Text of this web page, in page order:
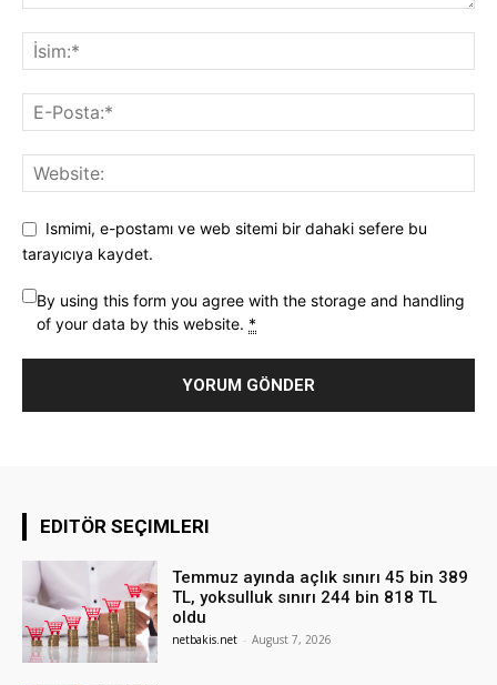
Ismimi, e-postamı ve web sitemi bir dahaki sefere bu
tarayıcıya kaydet.
By using this form you agree with the storage and handling
of your data by this website. *
EDITÖR SEÇIMLERI
Temmuz ayında açlık sınırı 45 bin 389
TL, yoksulluk sınırı 244 bin 818 TL
oldu
netbakis.net - August 7, 2026